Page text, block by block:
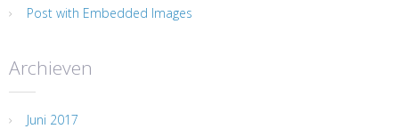
Post with Embedded Images
Archieven
Juni 2017